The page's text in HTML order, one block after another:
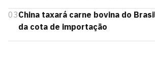
03China taxará carne bovina do
da cota de importação